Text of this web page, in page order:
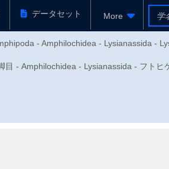
データセット More
- Amphilochidea - Lysianassida -
- Amphilochidea - Lysianassida - フトヒ